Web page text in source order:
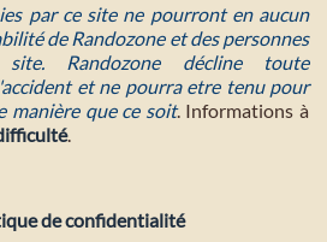
par ce site ne pourront en aucun
de Randozone et des personnes
Randozone décline toute
et ne pourra etre tenu pour
manière que ce soit. Informations à
.
de confidentialité